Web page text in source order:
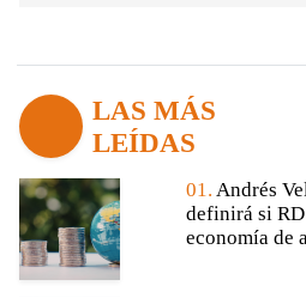
LAS MÁS
LEÍDAS
01. Andrés
definirá si
economía de